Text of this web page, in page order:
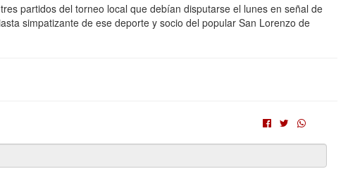
partidos del torneo local que debían disputarse el lunes en señal de
simpatizante de ese deporte y socio del popular San Lorenzo de